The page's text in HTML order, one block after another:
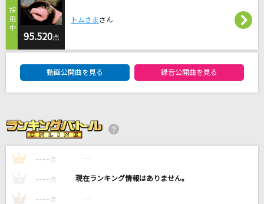
大きな古時計
平井堅
運命の人
藤田麻衣子
奇跡の人
[生音]アゲハ蝶
ポルノグラフィティ
もっと見る
95.520点
トムさまさん
動画公開曲を見る 録音公開曲を見る
1 ---- 点 ----
---- 点 ----
3 ---- 点 ----